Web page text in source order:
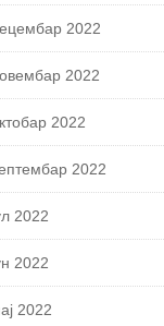
2022
2022
2022
2022
2022
2022
2022